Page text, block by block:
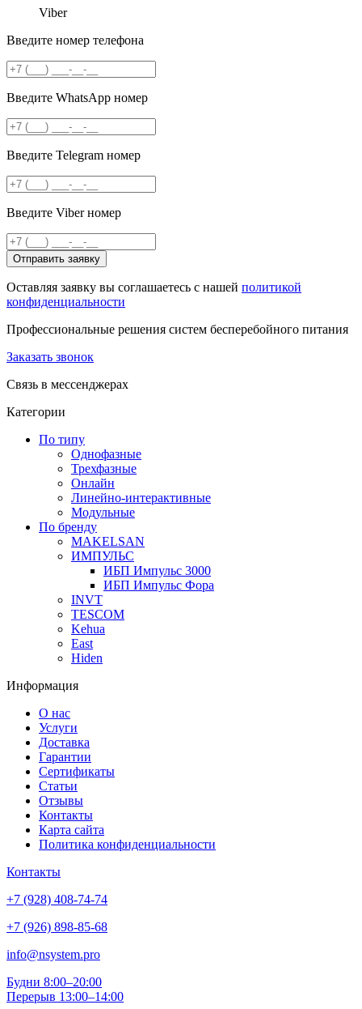
Viber
Введите номер телефона
Введите WhatsApp номер
Введите Telegram номер
Введите Viber номер
Отправить заявку
Оставляя заявку вы соглашаетесь с нашей политикой
конфиденциальности
Профессиональные решения систем бесперебойного питания
Заказать звонок
Связь в мессенджерах
Категории
По типу
Однофазные
Трехфазные
Онлайн
Линейно-интерактивные
Модульные
По бренду
MAKELSAN
ИМПУЛЬС
ИБП Импульс 3000
ИБП Импульс Фора
INVT
TESCOM
Kehua
East
Hiden
Информация
О нас
Услуги
Доставка
Гарантии
Сертификаты
Статьи
Отзывы
Контакты
Карта сайта
Политика конфиденциальности
Контакты
+7 (928) 408-74-74
+7 (926) 898-85-68
info@nsystem.pro
Будни 8:00–20:00
Перерыв 13:00–14:00